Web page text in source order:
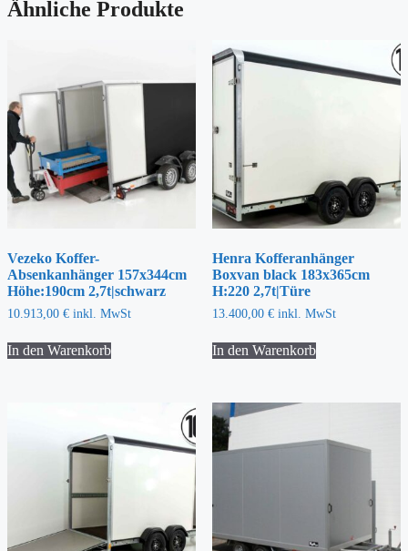
Ähnliche Produkte
Vezeko Koffer-
Absenkanhänger 157x344cm
Höhe:190cm 2,7t|schwarz
10.913,00 € inkl. MwSt
In den Warenkorb
Henra Kofferanhänger
Boxvan black 183x365cm
H:220 2,7t|Türe
13.400,00 €inkl. MwSt
In den Warenkorb